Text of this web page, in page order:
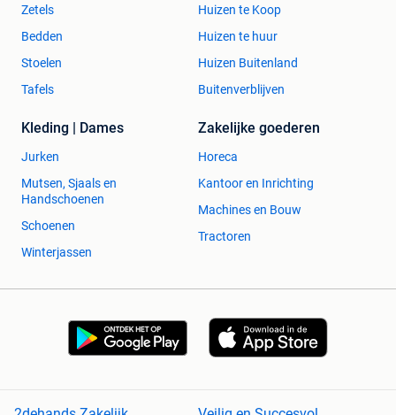
Zetels
Bedden
Stoelen
Tafels
Huizen te Koop
Huizen te huur
Huizen Buitenland
Buitenverblijven
Kleding | Dames
Jurken
Mutsen, Sjaals en
Handschoenen
Schoenen
Winterjassen
Zakelijke goederen
Horeca
Kantoor en Inrichting
Machines en Bouw
Tractoren